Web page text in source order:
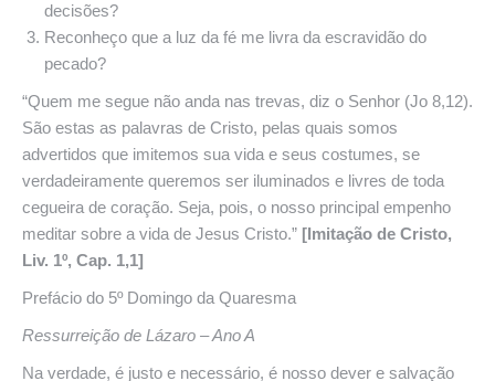
decisões?
Reconheço que a luz da fé me livra da escravidão do
pecado?
“Quem me segue não anda nas trevas, diz o Senhor (Jo 8,12).
São estas as palavras de Cristo, pelas quais somos
advertidos que imitemos sua vida e seus costumes, se
verdadeiramente queremos ser iluminados e livres de toda
cegueira de coração. Seja, pois, o nosso principal empenho
meditar sobre a vida de Jesus Cristo.” [Imitação de Cristo,
Liv. 1º, Cap. 1,1]
Prefácio do 5º Domingo da Quaresma
Ressurreição de Lázaro – Ano A
Na verdade, é justo e necessário, é nosso dever e salvação